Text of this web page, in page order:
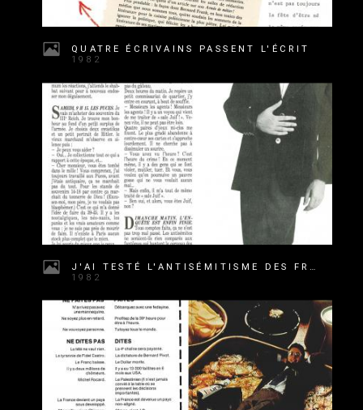
QUATRE ÉCRIVAINS PASSENT L'ÉCRIT
1982
1982